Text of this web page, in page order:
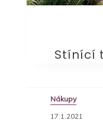
Stínící
Nákupy
17.1.2021